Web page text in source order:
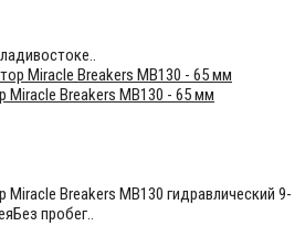
Breakers MB130 - 65 мм
Breakers MB130 гидравлический 9-
пробег..